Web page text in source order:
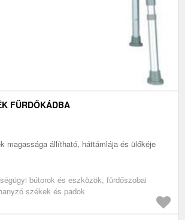
FÜRDŐKÁDBA
magassága állítható, háttámlája és ülőkéje
bútorok és eszközök, fürdőszobai
székek és padok